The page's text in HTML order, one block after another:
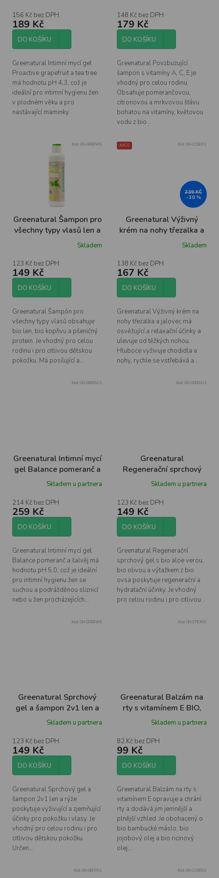
156 Kč bez DPH
189 Kč
DO KOŠÍKU
Greenatural Intimní mycí gel
Proactive grapefruit a tea tree
má hodnotu pH 4,3, což je
ideální pro intimní hygienu žen
v plodném věku a pro
nastávající maminky.
148 Kč bez DPH
179 Kč
DO KOŠÍKU
Greenatural Povzbuzující
šampon s vitamíny A, C, E je
vhodný pro celou rodinu.
Obsahuje pomerančovou,
citronovou a mrkvovou šťávu
bohatou na vitamíny, květovou
vodu z bio...
Greenatural Šampon pro
všechny typy vlasů len a
kopřiva BIO, 250 ml
Skladem
123 Kč bez DPH
149 Kč
DO KOŠÍKU
Greenatural Šampón pro
všechny typy vlasů obsahuje
bio len, bio kopřivu a pšeničný
protein. Je vhodný pro celou
rodinu i pro citlivou dětskou
pokožku. Má posilující a...
Kód: GN-GREEN06 AKCE
239 KČ
–30 %
Greenatural Výživný
krém na nohy třezalka a
jalovec BIO, 100 mlSkladem
138 Kč bez DPH
167 Kč
DO KOŠÍKU
Greenatural Výživný krém na
nohy třezalka a jalovec má
osvěžující a relaxační účinky a
ulevuje od těžkých nohou.
Hluboce vyživuje chodidla a
nohy, rychle se vstřebává a...
Kód: GN-COS001
Greenatural Intimní mycí
gel Balance pomeranč a
šalvěj- pH 5,0 BIO, 500
Skladem u partnera
214 Kč bez DPH
259 Kč
DO KOŠÍKU
Greenatural Intimní mycí gel
Balance pomeranč a šalvěj má
hodnotu pH 5,0, což je ideální
pro intimní hygienu žen se
suchou a podrážděnou sliznicí
nebo u žen procházejících...
Kód: GN-GREEN21
Greenatural
Regenerační sprchový
gel aloe vera a oliva BIO,
Skladem u partnera
123 Kč bez DPH
149 Kč
DO KOŠÍKU
Greenatural Regenerační
sprchový gel s bio aloe verou,
bio olivou a výtažkem z bio
ovsa poskytuje regenerační a
hydratační účinky. Je vhodný
pro celou rodinu i pro citlivou...
Kód: GN-GREEN11
Greenatural Sprchový
gel a šampon 2v1 len a
rýže BIO, 250 ml
Skladem u partnera
123 Kč bez DPH
149 Kč
DO KOŠÍKU
Greenatural Sprchový gel a
šampon 2v1 len a rýže
poskytuje vyživující a zjemňující
účinky pro pokožku i vlasy. Je
vhodný pro celou rodinu i pro
citlivou dětskou pokožku.
Určen...
Kód: GN-GREEN08
Greenatural Balzám na
rty s vitamínem E BIO,
5,7 ml
Skladem u partnera
82 Kč bez DPH
99 Kč
DO KOŠÍKU
Greenatural Balzám na rty s
vitamínem E opravuje a chrání
rty a dodává jim jemnější a
plnější vzhled. Je obohacený o
bio bambucké máslo, bio
jojobový olej a bio ricinový
olej,...
Kód: GN-STICK06
Kód: GN-DENT01 Kód: GN-COS002